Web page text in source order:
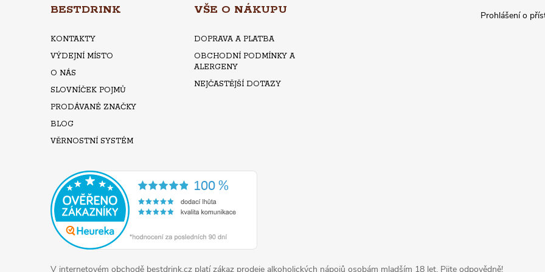
BESTDRINK
KONTAKTY
VÝDEJNÍ MÍSTO
O NÁS
SLOVNÍČEK POJMŮ
PRODÁVANÉ ZNAČKY
BLOG
VĚRNOSTNÍ SYSTÉM
VŠE O NÁKUPU
DOPRAVA A PLATBA
OBCHODNÍ PODMÍNKY A
ALERGENY
NEJČASTĚJŠÍ DOTAZY
Prohlášení o